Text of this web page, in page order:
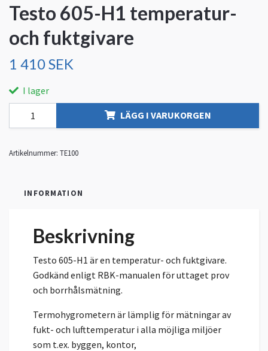
Testo 605-H1 temperatur-
och fuktgivare
1 410 SEK
I lager
LÄGG I VARUKORGEN
Artikelnummer: TE100
INFORMATION
Beskrivning
Testo 605-H1 är en temperatur- och fuktgivare.
Godkänd enligt RBK-manualen för uttaget prov
och borrhålsmätning.
Termohygrometern är lämplig för mätningar av
fukt- och lufttemperatur i alla möjliga miljöer
som t.ex. byggen, kontor,